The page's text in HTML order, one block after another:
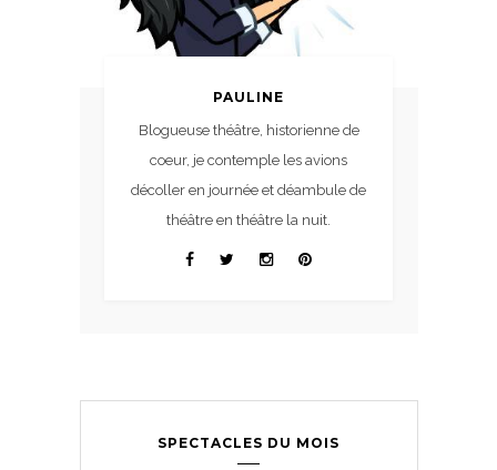
PAULINE
Blogueuse théâtre, historienne de
coeur, je contemple les avions
décoller en journée et déambule de
théâtre en théâtre la nuit.
SPECTACLES DU MOIS